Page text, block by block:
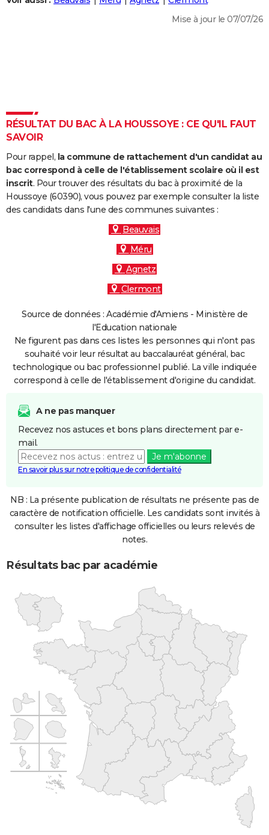
DICTIONNAIRE
Dictionnaire
Biographies
Citations
Expressions
Proverbes
PROGRAMME TV
COPAINS D'AVANT
S'inscrire
Se connecter
Lycées
Collèges
Primaires
Universités
Entreprises
Service militaire
Avis de recherche
AVIS DE DÉCÈS
FORUM
Mise à jour le 07/07/26
RÉSULTAT DU BAC À LA HOUSSOYE : CE QU'IL FAUT
SAVOIR
Pour rappel, la commune de rattachement d'un candidat au
bac correspond à celle de l'établissement scolaire où il est
inscrit. Pour trouver des résultats du bac à proximité de la
Houssoye (60390), vous pouvez par exemple consulter la liste
des candidats dans l'une des communes suivantes :
Beauvais
Méru
Agnetz
Clermont
Source de données : Académie d'Amiens - Ministère de
l'Education nationale
Ne figurent pas dans ces listes les personnes qui n'ont pas
souhaité voir leur résultat au baccalauréat général, bac
technologique ou bac professionnel publié. La ville indiquée
correspond à celle de l'établissement d'origine du candidat.
A ne pas manquer
Recevez nos astuces et bons plans directement par e-
mail.
Je m'abonne
En savoir plus sur notre politique de confidentialité
NB : La présente publication de résultats ne présente pas de
caractère de notification officielle. Les candidats sont invités à
consulter les listes d'affichage officielles ou leurs relevés de
notes.
Résultats bac par académie